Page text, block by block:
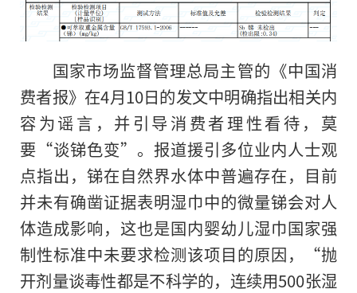
国家市场监督管理总局主管的《中国消
费者报》在4月10日的发文中明确指出相关内
容为谣言，并引导消费者理性看待，莫
要“谈锑色变”。报道援引多位业内人士观
点指出，锑在自然界水体中普遍存在，目前
并未有确凿证据表明湿巾中的微量锑会对人
体造成影响，这也是国内婴幼儿湿巾国家强
制性标准中未要求检测该项目的原因，“抛
开剂量谈毒性都是不科学的，连续用500张湿